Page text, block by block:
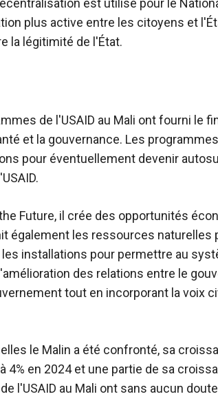
plus active entre les citoyens et
la légitimité de l'État.
de l'USAID au Mali ont fourni le
et la gouvernance. Les
pour éventuellement devenir
Future, il crée des opportunités
également les ressources naturelles
installations pour permettre au
des relations entre le
tout en incorporant la voix
le Malin a été confronté, sa
4% en 2024 et une partie de sa
l'USAID au Mali ont sans aucun